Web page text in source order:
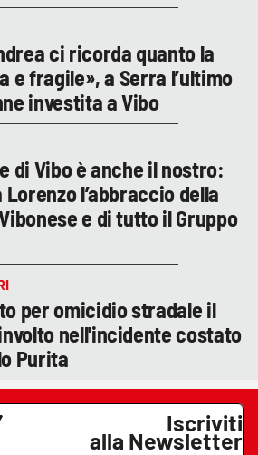
ci ricorda quanto la
e fragile», a Serra l’ultimo
investita a Vibo
di Vibo è anche il nostro:
l’abbraccio della
e di tutto il Gruppo
per omicidio stradale il
nell'incidente costato
Purita
Iscriviti
alla Newsletter